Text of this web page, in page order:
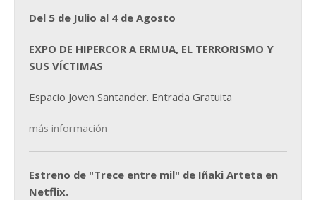
Del 5 de Julio al 4 de Agosto
EXPO DE HIPERCOR A ERMUA, EL TERRORISMO Y
SUS VÍCTIMAS
Espacio Joven Santander. Entrada Gratuita
más información
Estreno de "Trece entre mil" de Iñaki Arteta en
Netflix.